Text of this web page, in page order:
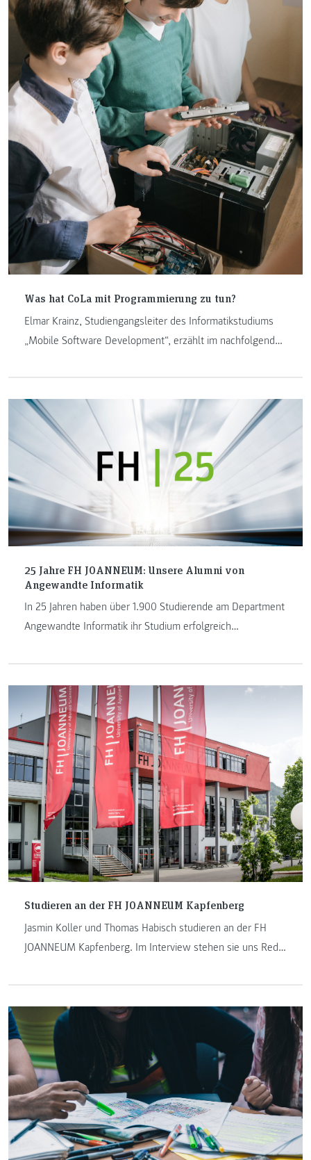
Was hat CoLa mit Programmierung zu tun?
Elmar Krainz, Studiengangsleiter des Informatikstudiums
„Mobile Software Development“, erzählt im nachfolgenden
Schülerinnen und Schüler anhand von Workshops einen
Einblick in die Welt der Softwareentwicklung.
25 Jahre FH JOANNEUM: Unsere Alumni von
Angewandte Informatik
In 25 Jahren haben über 1.900 Studierende am Department
Angewandte Informatik ihr Studium erfolgreich
vorstellen. Im Alumni-Porträt geben sie Einblicke in ihren
jetzigen Beruf und wie die FH JOANNEUM sie darauf
vorbereitet hat.
Studieren an der FH JOANNEUM Kapfenberg
Jasmin Koller und Thomas Habisch studieren an der FH
JOANNEUM Kapfenberg. Im Interview stehen sie uns Rede